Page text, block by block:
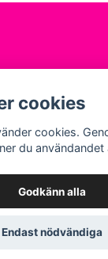
Dots & Bows
cookies
cookies.
du användandet
Godkänn alla
Endast nödvändiga